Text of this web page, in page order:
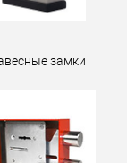
замки